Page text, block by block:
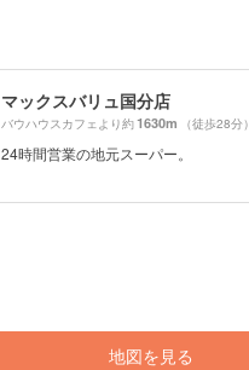
マックスバリュ国分店
バウハウスカフェより約1630m （徒歩28分）
24時間営業の地元スーパー。
地図を見る